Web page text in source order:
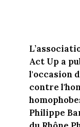
Act Up a
l'occasion
contre
Philippe